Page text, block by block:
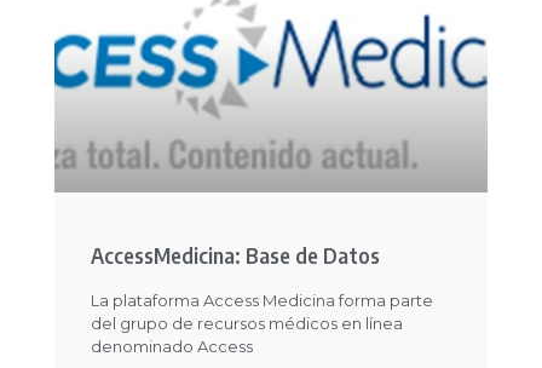
AccessMedicina: Base de Datos
La plataforma Access Medicina forma parte
del grupo de recursos médicos en línea
denominado Access